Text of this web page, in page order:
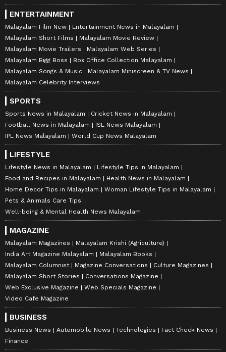
ENTERTAINMENT
Malayalam Film New
Entertainment News in Malayalam
Malayalam Short Films
Malayalam Movie Review
Malayalam Movie Trailers
Malayalam Web Series
Malayalam Bigg Boss
Box Office Collection Malayalam
Malayalam Songs & Music
Malayalam Miniscreen & TV News
Malayalam Celebrity Interviews
SPORTS
Sports News in Malayalam
Cricket News in Malayalam
Football News in Malayalam
ISL News Malayalam
IPL News Malayalam
World Cup News Malayalam
LIFESTYLE
Lifestyle News in Malayalam
Lifestyle Tips in Malayalam
Food and Recipes in Malayalam
Health News in Malayalam
Home Decor Tips in Malayalam
Woman Lifestyle Tips in Malayalam
Pets & Animals Care Tips
Well-being & Mental Health News Malayalam
MAGAZINE
Malayalam Magazines
Malayalam Krishi (Agriculture)
India Art Magazine Malayalam
Malayalam Books
Malayalam Columnist
Magazine Conversations
Culture Magazines
Malayalam Short Stories
Conversations Magazine
Web Exclusive Magazine
Web Specials Magazine
Video Cafe Magazine
BUSINESS
Business News Automobile News Technologies
Fact Check News
Finance